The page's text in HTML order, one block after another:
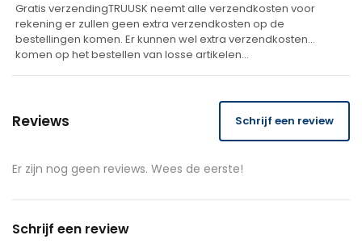
Gratis verzendingTRUUSK neemt alle verzendkosten voor
rekening er zullen geen extra verzendkosten op de
bestellingen komen. Er kunnen wel extra verzendkosten
komen op het bestellen van losse artikelen…
Reviews Schrijf een review
Er zijn nog geen reviews. Wees de eerste!
Schrijf een review